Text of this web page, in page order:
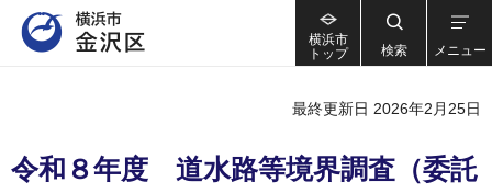
横浜市
トップ
検索 メニュー
最終更新日 2026年2月25日
令和８年度 道水路等境界調査（委託